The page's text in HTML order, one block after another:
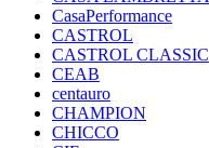
CasaPerformance
CASTROL
CASTROL CLASSIC
CEAB
centauro
CHAMPION
CHICCO